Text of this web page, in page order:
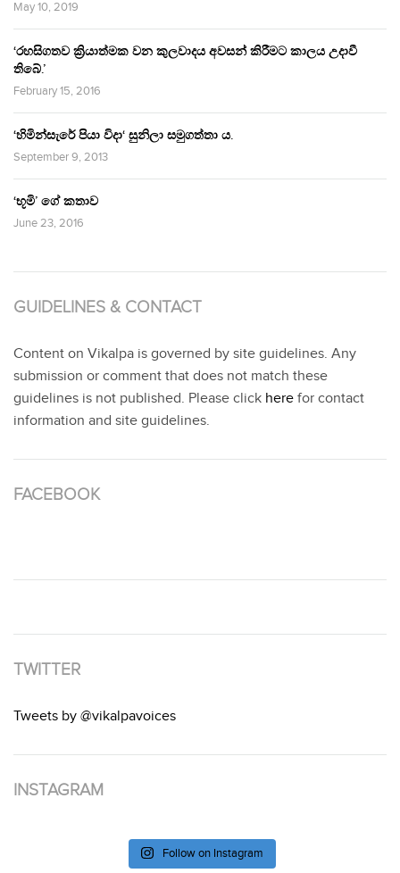
May 10, 2019
‘රහසිගතව ක්‍රියාත්මක වන කුලවාදය අවසන් කිරීමට කාලය උදාවී
තිබේ.’
February 15, 2016
‘හිමින්සැරේ පියා විදා‘ සුනිලා සමුගත්තා ය.
September 9, 2013
‘භූමි’ ගේ කතාව
June 23, 2016
GUIDELINES & CONTACT
Content on Vikalpa is governed by site guidelines. Any
submission or comment that does not match these
guidelines is not published. Please click here for contact
information and site guidelines.
FACEBOOK
TWITTER
Tweets by @vikalpavoices
INSTAGRAM
Follow on Instagram